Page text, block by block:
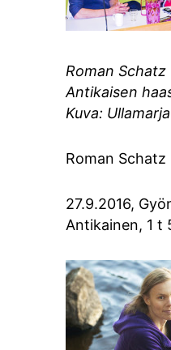
Roman
Antikaisen
Kuva:
Roman Schatz
27.9.2016,
Antikainen, 1 t